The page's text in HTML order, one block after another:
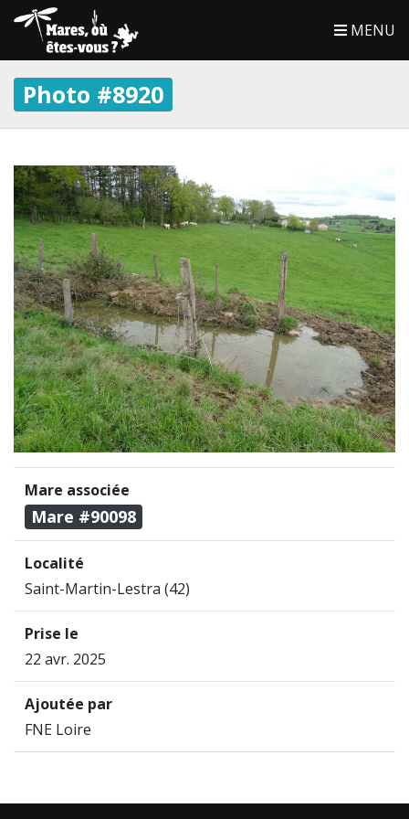
MENU
Photo #8920
Mare associée
Mare #90098
Localité
Saint-Martin-Lestra (42)
Prise le
22 avr. 2025
Ajoutée par
FNE Loire